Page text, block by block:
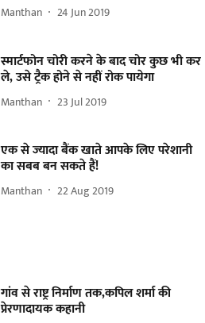
Manthan 24 Jun 2019
स्मार्टफोन चोरी करने के बाद चोर कुछ भी कर
ले, उसे ट्रैक होने से नहीं रोक पायेगा
Manthan 23 Jul 2019
एक से ज्यादा बैंक खाते आपके लिए परेशानी
का सबब बन सकते हैं!
Manthan 22 Aug 2019
गांव से राष्ट्र निर्माण तक,कपिल शर्मा की
प्रेरणादायक कहानी